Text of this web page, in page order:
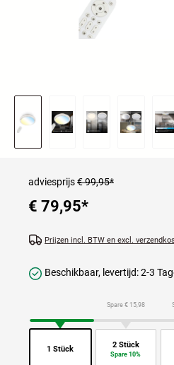
adviesprijs€ 99,95*
€ 79,95*
Prijzen incl. BTW en excl.
Beschikbaar, levertijd: 2-3
1 Stück
Spare € 15,98
2 Stück
Spare 10%